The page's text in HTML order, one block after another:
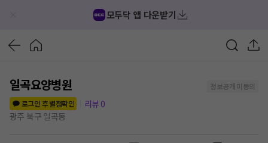
모두닥 앱 다운받기
일곡요양병원
정보공개 미동의
로그인 후 별점확인
리뷰 0
광주 북구 일곡동